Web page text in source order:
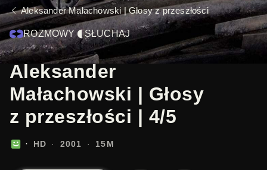
Aleksander Małachowski | Głosy z przeszłości
ROZMOWY SŁUCHAJ
Aleksander
Małachowski | Głosy
z przeszłości | 4/5
HD 2001 15M